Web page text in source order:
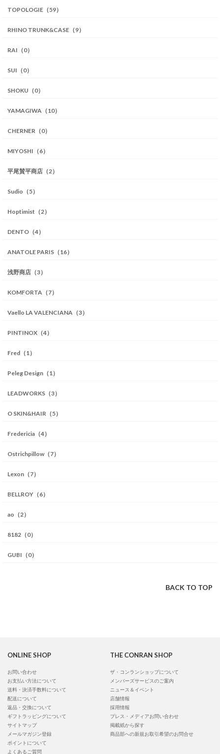
TOPOLOGIE（59）
RHINO TRUNK&CASE（9）
RAI（0）
SUI（0）
SHOKU（0）
YAMAGIWA（10）
CHERNER（0）
MIYOSHI（6）
平尾賛平商店（2）
Sudio（5）
Hoptimist（2）
DENTO（4）
ANATOLE PARIS（16）
浅野商店（3）
KOMFORTA（7）
Vaello LA VALENCIANA（3）
PINTINOX（4）
Fred（1）
Peleg Design（1）
LEADWORKS（3）
O SKIN&HAIR（5）
Fredericia（4）
Ostrichpillow（7）
Lexon（7）
BELLROY（6）
ao（2）
8182（0）
GUBI（0）
BACK TO TOP
ONLINE SHOP
お問い合わせ
お支払い方法について
送料・決済手数料について
配送について
返品・交換について
ギフトラッピングについて
サイトマップ
メールマガジン登録
ポイントについて
よくあるご質問
THE CONRAN SHOP
ザ・コンランショップについて
メンバーズサービスのご案内
ニュース＆イベント
店舗情報
採用情報
プレス・メディアお問い合わせ
掲載紙から探す
商品部への新規お取引希望のお問合せ